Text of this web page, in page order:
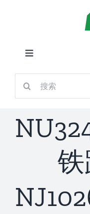
切
换
导
航
首页